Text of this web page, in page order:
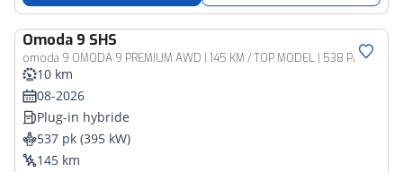
Omoda 9 SHS
omoda 9 OMODA 9 PREMIUM AWD | 145 KM / TOP MODEL | 538 PK | MAT ZWART 4WD 4X4
10 km
08-2026
Plug-in hybride
537 pk (395 kW)
145 km